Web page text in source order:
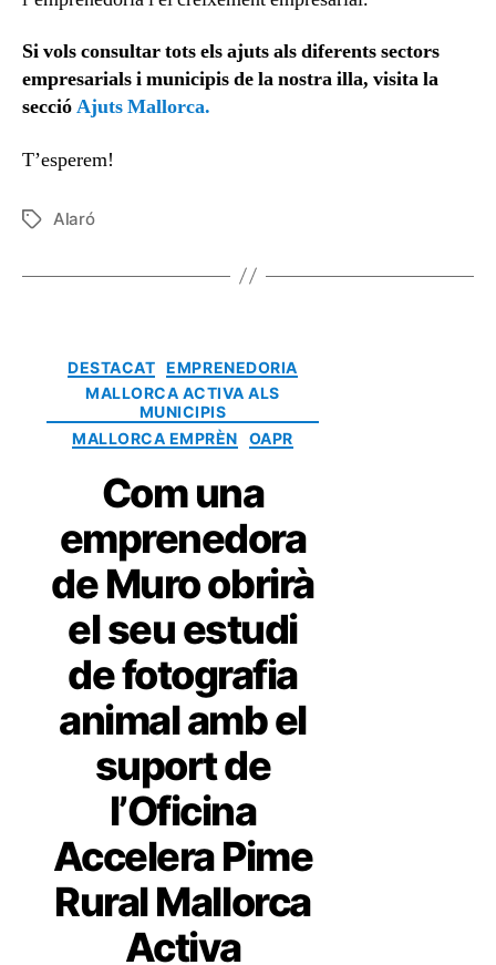
Si vols consultar tots els ajuts als diferents sectors
empresarials i municipis de la nostra illa, visita la
seccióAjuts Mallorca.
T’esperem!
Alaró
DESTACAT
EMPRENEDORIA
MALLORCA ACTIVA ALS
MUNICIPIS
MALLORCA EMPRÈN
OAPR
Com una
emprenedora
de Muro obrirà
el seu estudi
de fotografia
animal amb el
suport de
l’Oficina
Accelera Pime
Rural Mallorca
Activa